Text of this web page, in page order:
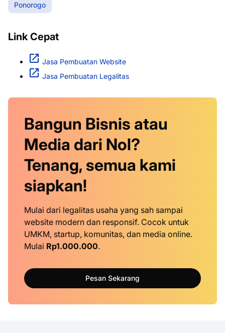
Ponorogo
Link Cepat
Jasa Pembuatan Website
Jasa Pembuatan Legalitas
Bangun Bisnis atau
Media dari Nol?
Tenang, semua kami
siapkan!
Mulai dari legalitas usaha yang sah sampai
website modern dan responsif. Cocok untuk
UMKM, startup, komunitas, dan media online.
Mulai Rp1.000.000.
Pesan Sekarang